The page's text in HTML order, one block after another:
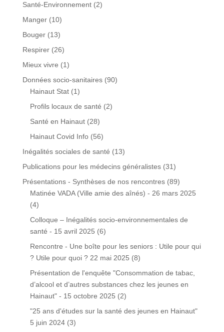
Santé-Environnement (2)
Manger (10)
Bouger (13)
Respirer (26)
Mieux vivre (1)
Données socio-sanitaires (90)
Hainaut Stat (1)
Profils locaux de santé (2)
Santé en Hainaut (28)
Hainaut Covid Info (56)
Inégalités sociales de santé (13)
Publications pour les médecins généralistes (31)
Présentations - Synthèses de nos rencontres (89)
Matinée VADA (Ville amie des aînés) - 26 mars 2025
(4)
Colloque – Inégalités socio-environnementales de
santé - 15 avril 2025 (6)
Rencontre - Une boîte pour les seniors : Utile pour qui
? Utile pour quoi ? 22 mai 2025 (8)
Présentation de l'enquête "Consommation de tabac,
d’alcool et d’autres substances chez les jeunes en
Hainaut" - 15 octobre 2025 (2)
"25 ans d'études sur la santé des jeunes en Hainaut"
5 juin 2024 (3)